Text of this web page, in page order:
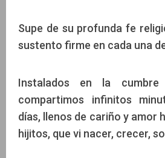
Supe de su profunda fe
sustento firme en cada una
Instalados en la cumbre
compartimos infinitos
días, llenos de cariño y amor
hijitos, que vi nacer, crecer,